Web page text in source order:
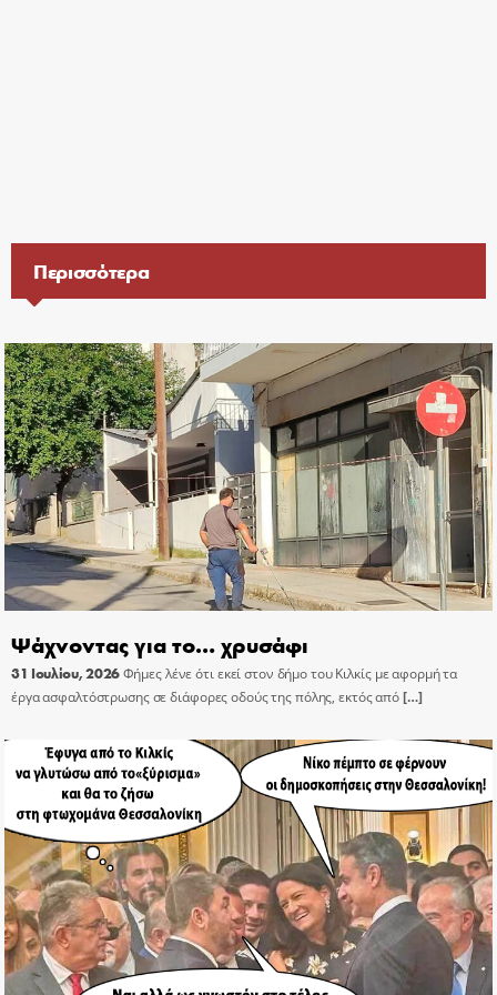
Περισσότερα
Ψάχνοντας για το… χρυσάφι
31 Ιουλίου, 2026Φήμες λένε ότι εκεί στον δήμο του Κιλκίς με αφορμή τα
έργα ασφαλτόστρωσης σε διάφορες οδούς της πόλης, εκτός από[…]